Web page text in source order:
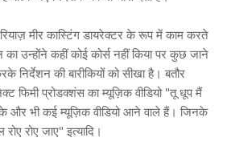
मीर कास्टिंग डायरेक्टर के रूप में काम करते
उन्होंने कहीं कोई कोर्स नहीं किया पर कुछ जाने
निर्देशन की बारीकियों को सीखा है। बतौर
फिमी प्रोडक्शंस का म्यूज़िक वीडियो "तू धूप मैं
भी कई म्यूज़िक वीडियो आने वाले हैं। जिनके
रोए जाए" इत्यादि।